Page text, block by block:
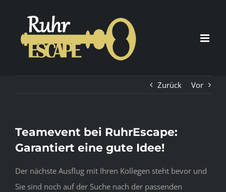
springen
Zurück Vor
Teamevent bei RuhrEscape:
Garantiert eine gute Idee!
Der nächste Ausflug mit Ihren Kollegen steht bevor und
Sie sind noch auf der Suche nach der passenden